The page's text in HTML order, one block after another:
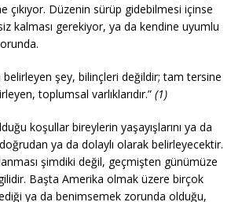
çıkıyor. Düzenin sürüp gidebilmesi içinse
kalması gerekiyor, ya da kendine uyumlu
belirleyen şey, bilinçleri değildir; tam tersine
toplumsal varlıklarıdır.” (1)
koşullar bireylerin yaşayışlarını ya da
doğrudan ya da dolaylı olarak belirleyecektir.
şimdiki değil, geçmişten günümüze
Başta Amerika olmak üzere birçok
ya da benimsemek zorunda olduğu,